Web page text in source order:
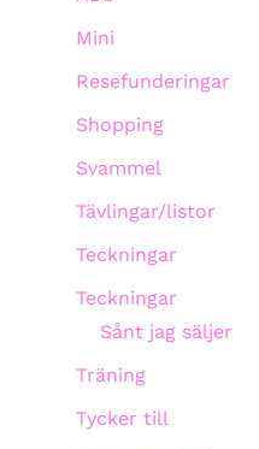
Mini
Resefunderingar
Shopping
Svammel
Tävlingar/listor
Teckningar
Teckningar
Sånt jag säljer
Träning
Tycker till